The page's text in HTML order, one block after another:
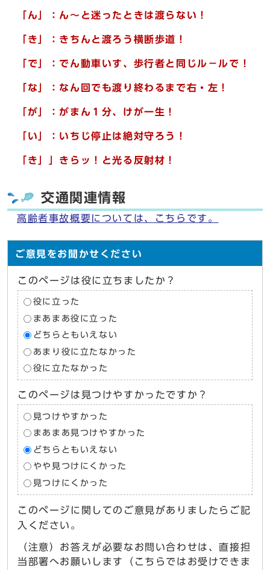
「ん」：ん～と迷ったときは渡らない！
「き」：きちんと渡ろう横断歩道！
「で」：でん動車いす、歩行者と同じル－ルで！
「な」：なん回でも渡り終わるまで右・左！
「が」：がまん１分、けが一生！
「い」：いちじ停止は絶対守ろう！
「き」」きらッ！と光る反射材！
交通関連情報
高齢者事故概要については、こちらです。
ご意見をお聞かせください
このページは役に立ちましたか？
役に立った
まあまあ役に立った
どちらともいえない
あまり役に立たなかった
役に立たなかった
このページは見つけやすかったですか？
見つけやすかった
まあまあ見つけやすかった
どちらともいえない
やや見つけにくかった
見つけにくかった
このページに関してのご意見がありましたらご記
入ください。
（注意）お答えが必要なお問い合わせは、直接担
当部署へお願いします（こちらではお受けできま